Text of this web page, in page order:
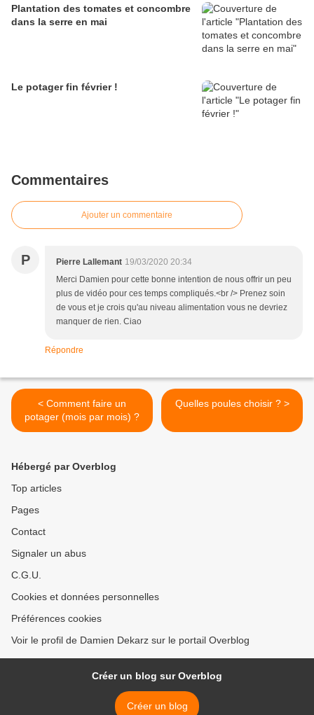
Plantation des tomates et concombre
dans la serre en mai
Le potager fin février !
Commentaires
Ajouter un commentaire
P Pierre Lallemant 19/03/2020 20:34
Merci Damien pour cette bonne intention de nous offrir un peu
plus de vidéo pour ces temps compliqués.<br /> Prenez soin
de vous et je crois qu'au niveau alimentation vous ne devriez
manquer de rien. Ciao
Répondre
< Comment faire un
potager (mois par mois) ?
Quelles poules choisir ? >
Hébergé par Overblog
Top articles
Pages
Contact
Signaler un abus
C.G.U.
Cookies et données personnelles
Préférences cookies
Voir le profil de Damien Dekarz sur le portail Overblog
Créer un blog sur Overblog
Créer un blog